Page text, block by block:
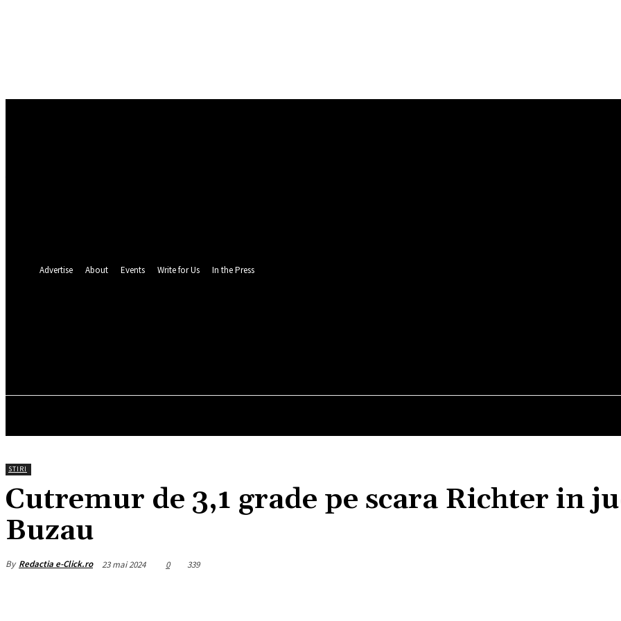
Advertise About Events Write for Us In the Press
STIRI
Cutremur de 3,1 grade pe scara Richter in
Buzau
By Redactia e-Click.ro 23 mai 2024 0 339